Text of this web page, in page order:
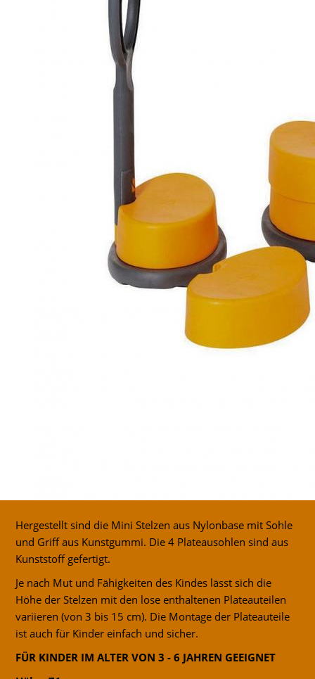
Hergestellt sind die Mini Stelzen aus Nylonbase mit Sohle
und Griff aus Kunstgummi. Die 4 Plateausohlen sind aus
Kunststoff gefertigt.
Je nach Mut und Fähigkeiten des Kindes lässt sich die
Höhe der Stelzen mit den lose enthaltenen Plateauteilen
variieren (von 3 bis 15 cm). Die Montage der Plateauteile
ist auch für Kinder einfach und sicher.
FÜR KINDER IM ALTER VON 3 - 6 JAHREN GEEIGNET